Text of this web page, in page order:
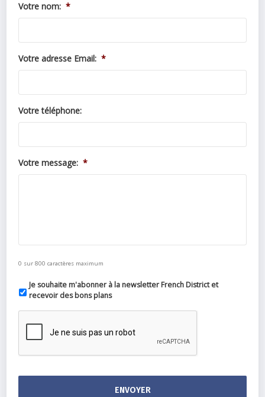
Votre nom: *
Votre adresse Email: *
Votre téléphone:
Votre message: *
0 sur 800 caractères maximum
Je souhaite m'abonner à la newsletter French District et
recevoir des bons plans